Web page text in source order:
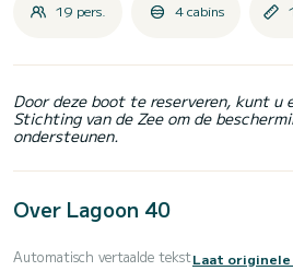
19 pers. 4 cabins
Door deze boot te reserveren, kunt u
Stichting van de Zee om de
ondersteunen.
Over Lagoon 40
Automatisch vertaalde tekstLaat